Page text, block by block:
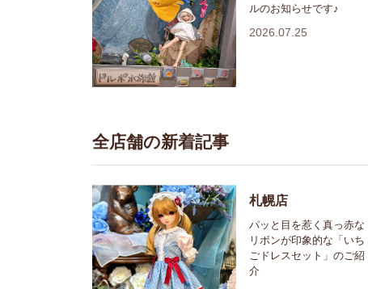
ルのお知らせです♪
2026.07.25
全店舗の新着記事
札幌店
パッと目を惹く真っ赤な
リボンが印象的な「いち
ごドレスセット」のご紹
介